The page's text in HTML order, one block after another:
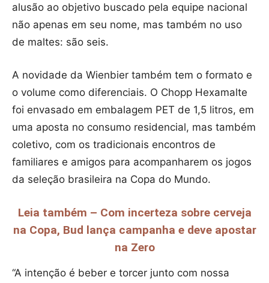
alusão ao objetivo buscado pela equipe nacional
não apenas em seu nome, mas também no uso
de maltes: são seis.
A novidade da Wienbier também tem o formato e
o volume como diferenciais. O Chopp Hexamalte
foi envasado em embalagem PET de 1,5 litros, em
uma aposta no consumo residencial, mas também
coletivo, com os tradicionais encontros de
familiares e amigos para acompanharem os jogos
da seleção brasileira na Copa do Mundo.
Leia também – Com incerteza sobre cerveja
na Copa, Bud lança campanha e deve apostar
na Zero
“A intenção é beber e torcer junto com nossa